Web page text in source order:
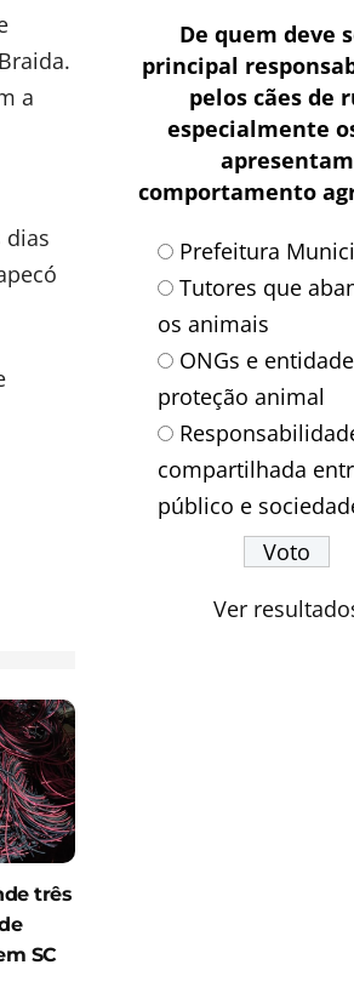
a
dias
três
SC
De quem deve
principal
pelos cães de
especialmente
apresentam
comportamento
Prefeitura
Tutores que
os animais
ONGs e
proteção animal
compartilhada
público e
Ver